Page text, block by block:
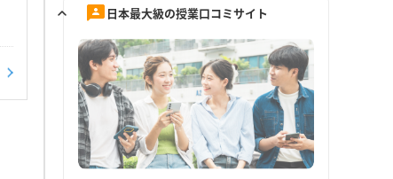
日本最大級の授業口コミサイト